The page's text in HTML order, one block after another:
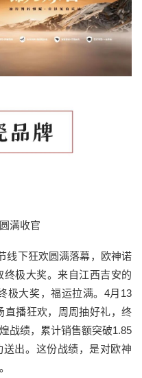
满收官
线下狂欢圆满落幕，欧神诺
极大奖。来自江西吉安的
极大奖，福运拉满。4月13
播狂欢，周周抽好礼，终
战绩，累计销售额突破1.85
出。这份战绩，是对欧神